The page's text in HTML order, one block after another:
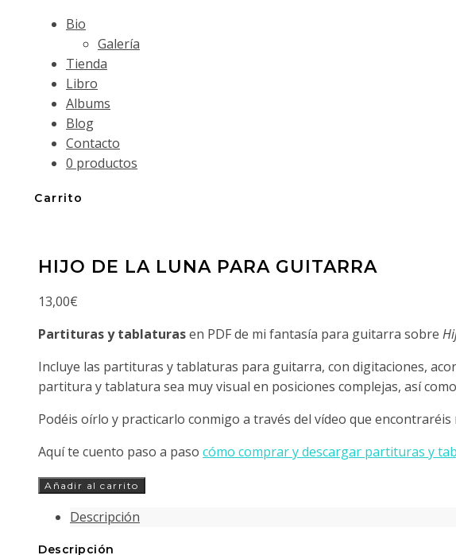
Bio
Galería
Tienda
Libro
Albums
Blog
Contacto
0 productos
Carrito
HIJO DE LA LUNA PARA GUITARRA
13,00€
Partituras y tablaturasen PDF de mi fantasía para guitarra sobre
Incluye las partituras y tablaturas para guitarra, con digitaciones,
partitura y tablatura sea muy visual en posiciones complejas, así
Podéis oírlo y practicarlo conmigo a través del vídeo que
Aquí te cuento paso a paso cómo comprar y descargar partituras y
Hijo
Luna
Añadir al carrito
Descripción
Descripción